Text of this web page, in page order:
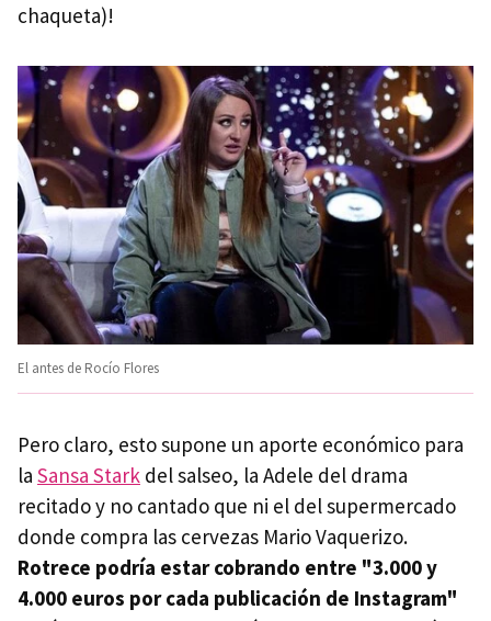
chaqueta)!
El antes de Rocío Flores
Pero claro, esto supone un aporte económico para
la Sansa Stark del salseo, la Adele del drama
recitado y no cantado que ni el del supermercado
donde compra las cervezas Mario Vaquerizo.
Rotrece podría estar cobrando entre "3.000 y
4.000 euros por cada publicación de Instagram"